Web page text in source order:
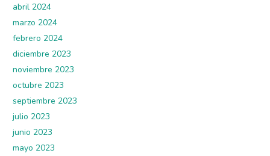
abril 2024
marzo 2024
febrero 2024
diciembre 2023
noviembre 2023
octubre 2023
septiembre 2023
julio 2023
junio 2023
mayo 2023